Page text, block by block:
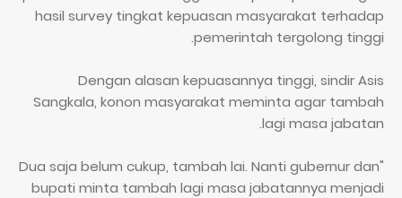
hasil survey tingkat kepuasan masyarakat terhadap
pemerintah tergolong tinggi.
Dengan alasan kepuasannya tinggi, sindir Asis
Sangkala, konon masyarakat meminta agar tambah
lagi masa jabatan.
"Dua saja belum cukup, tambah lai. Nanti gubernur dan
bupati minta tambah lagi masa jabatannya menjadi